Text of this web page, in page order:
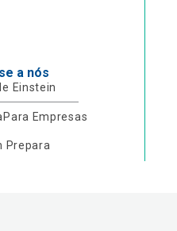
a nós
Einstein
Para Empresas
Prepara